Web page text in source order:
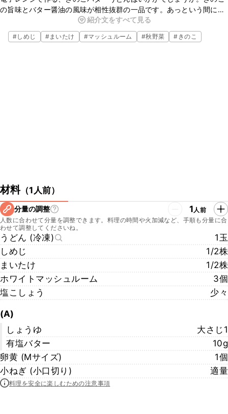
の旨味とバター醤油の風味が相性抜群の一品です。あっという間に作
ることが出来るので、忙しい日の昼食や小腹が空いた夜食などにも
ぴったりですよ。ぜひお試しくださいね。
紹介文をすべて見る
#しめじ #まいたけ #マッシュルーム #秋野菜 # きのこ
材料（1人前）
分量の調整 1人前
人数に合わせて分量を調整できます。料理の時間や火加減など、手順も分量に合
わせて調整してくださいね。
うどん (冷凍)
1玉
しめじ
1/2株
まいたけ
1/2株
ホワイトマッシュルーム
3個
塩こしょう
少々
(A)
しょうゆ
大さじ1
有塩バター
10g
卵黄 (Mサイズ)
1個
小ねぎ (小口切り)
適量
料理を安全に楽しむための注意事項